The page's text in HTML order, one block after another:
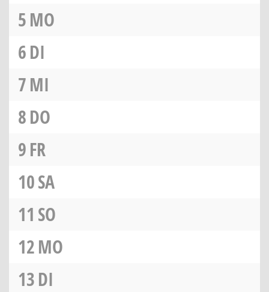
5MO
6DI
7MI
8DO
9FR
10SA
11 SO
12MO
13DI